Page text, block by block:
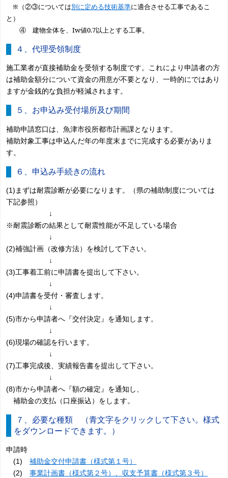
※（②③については別に定める技術基準に適合させる工事であるこ
と）
④ 建物全体を、Iw値0.7以上とする工事。
４、代理受領制度
施工業者が直接補助金を受領する制度です。これにより申請者の方
は補助金額分について資金の用意が不要となり、一時的にではあり
ますが金銭的な負担が軽減されます。
５、お申込み受付場所及び期間
補助申請窓口は、魚津市役所都市計画課となります。
補助対象工事は申込んだ年の年度末までに完成する必要がありま
す。
６、申込み手続きの流れ
(1)まずは耐震診断が必要になります。（県の補助制度については
下記参照）
↓
※耐震診断の結果として耐震性能が不足している場合
↓
(2)補強計画（改修方法）を検討して下さい。
↓
(3)工事着工前に申請書を提出して下さい。
↓
(4)申請書を受付・審査します。
↓
(5)市から申請者へ『交付決定』を通知します。
↓
(6)現場の確認を行います。
↓
(7)工事完成後、実績報告書を提出して下さい。
↓
(8)市から申請者へ『額の確定』を通知し、
補助金の支払（口座振込）をします。
７、必要な種類 （青文字をクリックして下さい。様式
をダウンロードできます。）
申請時
(1)補助金交付申請書（様式第１号）
(2)事業計画書（様式第２号）、収支予算書（様式第３号）